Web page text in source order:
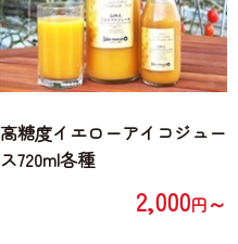
高糖度イエローアイコジュー
ス720ml各種
2,000円～